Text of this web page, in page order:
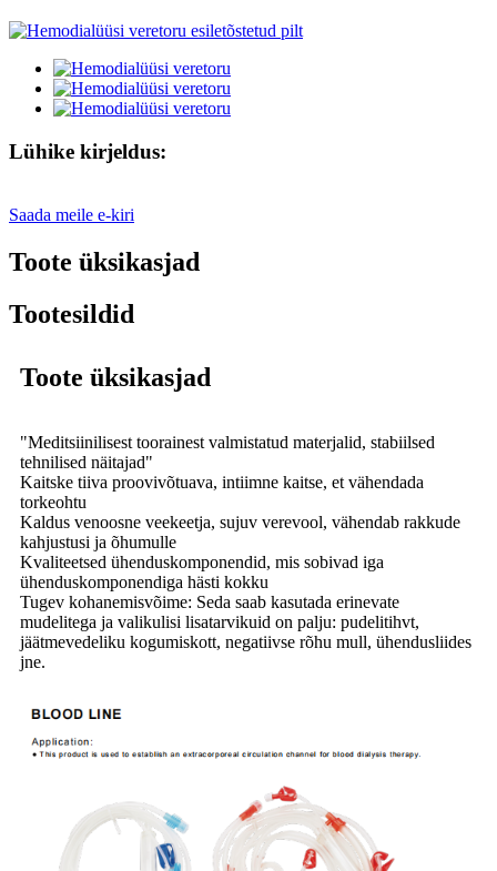
Lühike kirjeldus:
Saada meile e-kiri
Toote üksikasjad
Tootesildid
Toote üksikasjad
"Meditsiinilisest toorainest valmistatud materjalid, stabiilsed
tehnilised näitajad"
Kaitske tiiva proovivõtuava, intiimne kaitse, et vähendada
torkeohtu
Kaldus venoosne veekeetja, sujuv verevool, vähendab rakkude
kahjustusi ja õhumulle
Kvaliteetsed ühenduskomponendid, mis sobivad iga
ühenduskomponendiga hästi kokku
Tugev kohanemisvõime: Seda saab kasutada erinevate
mudelitega ja valikulisi lisatarvikuid on palju: pudelitihvt,
jäätmevedeliku kogumiskott, negatiivse rõhu mull, ühendusliides
jne.